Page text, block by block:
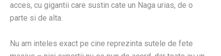
acces, cu gigantii care sustin cate un Naga urias, de o
parte si de alta.
Nu am inteles exact pe cine reprezinta sutele de fete